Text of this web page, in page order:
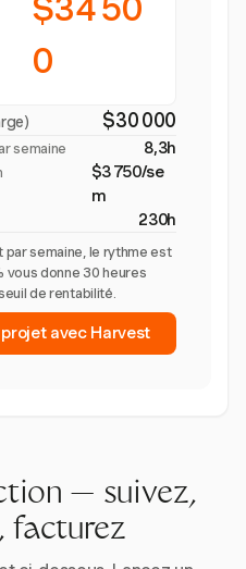
0
$30 000
semaine 8,3h
$3 750/se
m
230h
semaine, le rythme est
vous donne 30 heures
de rentabilité.
avec Harvest
— suivez,
facturez